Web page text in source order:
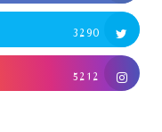
3290
5212